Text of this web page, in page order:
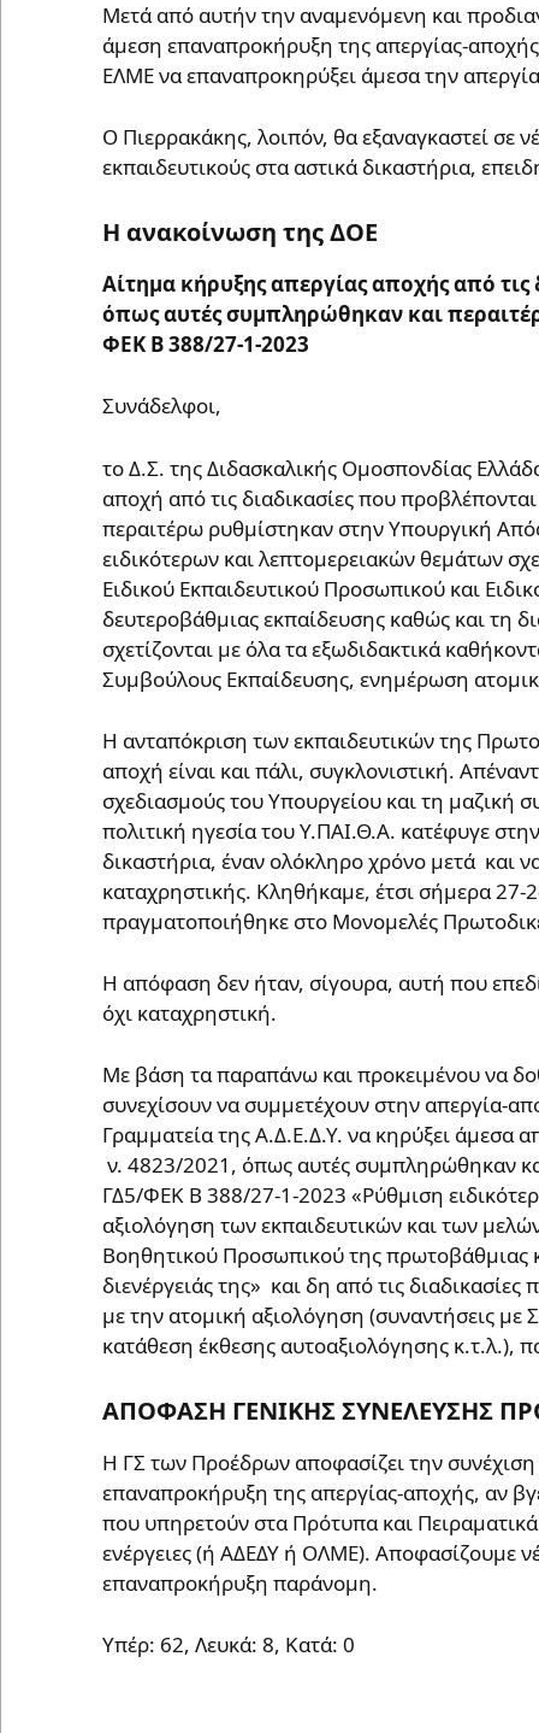
Μετά από αυτήν την αναμενόμενη και
άμεση επαναπροκήρυξη της απεργίας-
ΕΛΜΕ να επαναπροκηρύξει άμεσα την
Ο Πιερρακάκης, λοιπόν, θα εξαναγκαστεί σε
εκπαιδευτικούς στα αστικά δικαστήρια,
Η ανακοίνωση της ΔΟΕ
Αίτημα κήρυξης απεργίας αποχής από
όπως αυτές συμπληρώθηκαν και
ΦΕΚ Β 388/27-1-2023
Συνάδελφοι,
το Δ.Σ. της Διδασκαλικής Ομοσπονδίας
αποχή από τις διαδικασίες που
περαιτέρω ρυθμίστηκαν στην Υπουργική
ειδικότερων και λεπτομερειακών θεμάτων
Ειδικού Εκπαιδευτικού Προσωπικού και
δευτεροβάθμιας εκπαίδευσης καθώς και τη
σχετίζονται με όλα τα εξωδιδακτικά
Συμβούλους Εκπαίδευσης, ενημέρωση
Η ανταπόκριση των εκπαιδευτικών της
αποχή είναι και πάλι, συγκλονιστική.
σχεδιασμούς του Υπουργείου και τη μαζική
πολιτική ηγεσία του Υ.ΠΑΙ.Θ.Α. κατέφυγε
δικαστήρια, έναν ολόκληρο χρόνο μετά και
καταχρηστικής. Κληθήκαμε, έτσι σήμερα
πραγματοποιήθηκε στο Μονομελές
Η απόφαση δεν ήταν, σίγουρα, αυτή που
όχι καταχρηστική.
Με βάση τα παραπάνω και προκειμένου να
συνεχίσουν να συμμετέχουν στην απεργία-
Γραμματεία της Α.Δ.Ε.Δ.Υ. να κηρύξει άμεσα
ν. 4823/2021, όπως αυτές συμπληρώθηκαν
ΓΔ5/ΦΕΚ Β 388/27-1-2023 «Ρύθμιση
αξιολόγηση των εκπαιδευτικών και των
Βοηθητικού Προσωπικού της πρωτοβάθμιας
διενέργειάς της» και δη από τις
με την ατομική αξιολόγηση (συναντήσεις
κατάθεση έκθεσης αυτοαξιολόγησης κ.τ.λ.),
ΑΠΟΦΑΣΗ ΓΕΝΙΚΗΣ ΣΥΝΕΛΕΥΣΗΣ
Η ΓΣ των Προέδρων αποφασίζει την
επαναπροκήρυξη της απεργίας-αποχής, αν
που υπηρετούν στα Πρότυπα και
ενέργειες (ή ΑΔΕΔΥ ή ΟΛΜΕ). Αποφασίζουμε
επαναπροκήρυξη παράνομη.
Υπέρ: 62, Λευκά: 8, Κατά: 0